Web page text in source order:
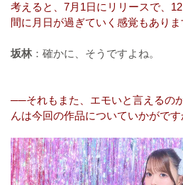
考えると、7月1日にリリースで、
間に月日が過ぎていく感覚もありま
坂林：確かに、そうですよね。
──それもまた、エモいと言えるの
んは今回の作品についていかがです